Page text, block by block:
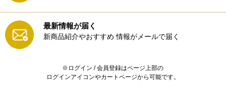
最新情報が届く
新商品紹介やおすすめ 情報がメールで届く
※ログイン / 会員登録はページ上部の
ログインアイコンやカートページから可能です。